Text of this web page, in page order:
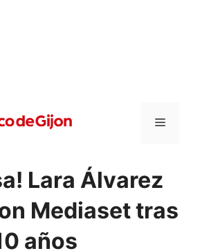
Menu
Lara Álvarez
Mediaset tras
años